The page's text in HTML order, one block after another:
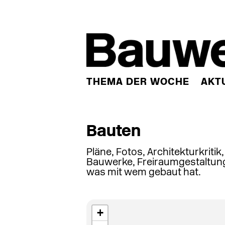
THEMA DER WOCHE
Bauten
Pläne, Fotos,
Bauwerke,
was mit wem gebaut hat.
+